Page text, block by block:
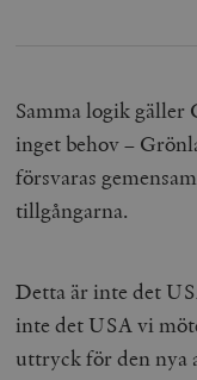
Samma logik gäller
inget behov –
försvaras
tillgångarna.
Detta är inte det
inte det USA vi
uttryck för den nya